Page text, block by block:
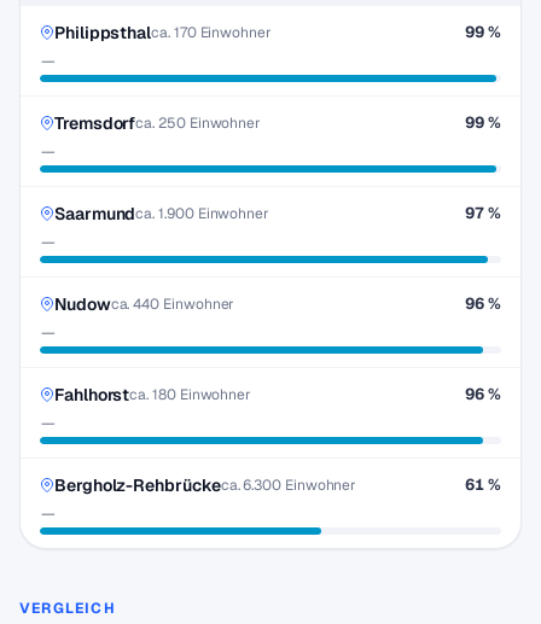
Philippsthalca. 170 Einwohner
—
99 %
Tremsdorfca. 250 Einwohner
—
99 %
Saarmundca. 1.900 Einwohner
—
97 %
Nudowca. 440 Einwohner
—
96 %
Fahlhorstca. 180 Einwohner
—
96 %
Bergholz-Rehbrückeca. 6.300 Einwohner
—
61 %
VERGLEICH